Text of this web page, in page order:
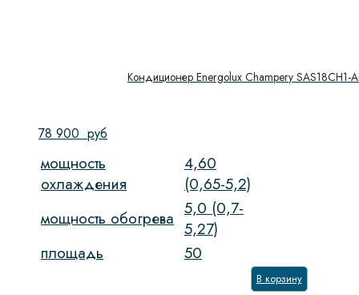
Кондиционер Energolux Champery SAS18CH1-
78 900 руб
мощность
охлаждения
4,60
(0,65-5,2)
мощность обогрева 5,0 (0,7-
5,27)
площадь
50
В корзину